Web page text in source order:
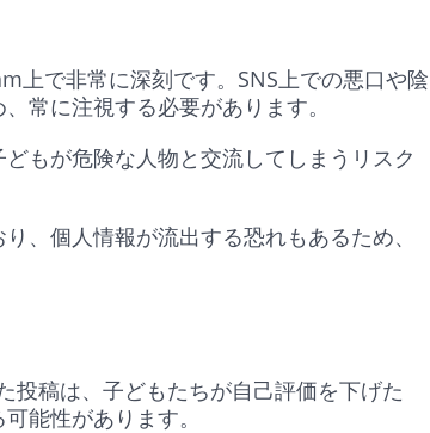
上で非常に深刻です。SNS上での悪口や陰
常に注視する必要があります。
もが危険な人物と交流してしまうリスク
、個人情報が流出する恐れもあるため、
稿は、子どもたちが自己評価を下げた
能性があります。